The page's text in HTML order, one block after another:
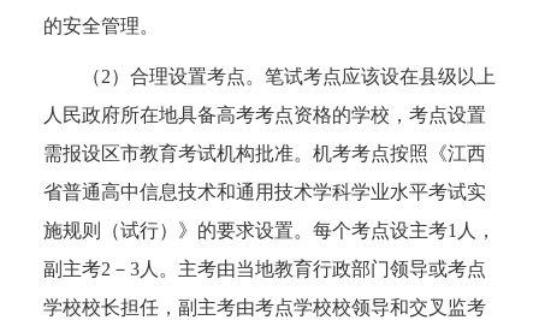
的安全管理。
（2）合理设置考点。笔试考点应该设在县级以上
人民政府所在地具备高考考点资格的学校，考点设置
需报设区市教育考试机构批准。机考考点按照《江西
省普通高中信息技术和通用技术学科学业水平考试实
施规则（试行）》的要求设置。每个考点设主考1人，
副主考2－3人。主考由当地教育行政部门领导或考点
学校校长担任，副主考由考点学校校领导和交叉监考